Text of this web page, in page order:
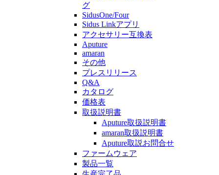
グ
SidusOne/Four
Sidus Linkアプリ
アクセサリー互換表
Aputure
amaran
その他
プレスリリース
Q&A
カタログ
価格表
取扱説明書
Aputure取扱説明書
amaran取扱説明書
Aputure取説お問合せ
ファームウェア
製品一覧